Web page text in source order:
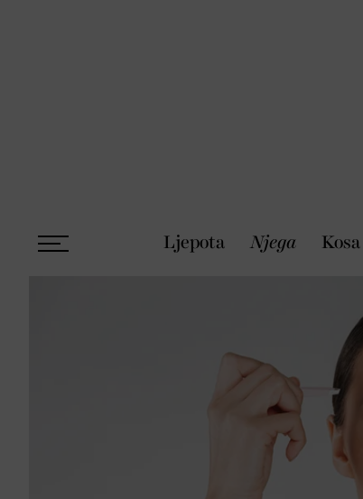
Ljepota Njega Kosa